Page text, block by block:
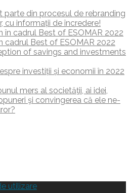
parte din procesul de rebranding
cu informații de încredere!
cadrul Best of ESOMAR 2022
investiții și economii în 2022
mers al societăţii, ai idei,
şi convingerea că ele ne-
utilizare